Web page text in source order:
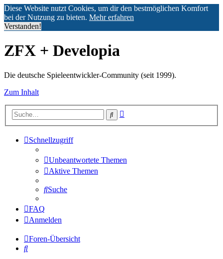
Diese Website nutzt Cookies, um dir den bestmöglichen Komfort
bei der Nutzung zu bieten. Mehr erfahren
Verstanden!
ZFX + Developia
Die deutsche Spieleentwickler-Community (seit 1999).
Zum Inhalt
Suche
Schnellzugriff
Unbeantwortete Themen
Aktive Themen
Suche
FAQ
Anmelden
Foren-Übersicht
Suche